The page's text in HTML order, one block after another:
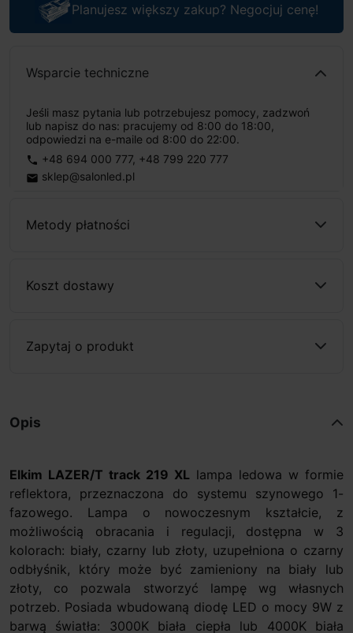
Planujesz większy zakup? Negocjuj cenę!
Wsparcie techniczne
Jeśli masz pytania lub potrzebujesz pomocy, zadzwoń
lub napisz do nas: pracujemy od 8:00 do 18:00,
odpowiedzi na e-maile od 8:00 do 22:00.
phone +48 694 000 777, +48 799 220 777
email sklep@salonled.pl
Metody płatności
Koszt dostawy
Zapytaj o produkt
Opis
Elkim LAZER/T track 219 XL lampa ledowa w formie
reflektora, przeznaczona do systemu szynowego 1-
fazowego. Lampa o nowoczesnym kształcie, z
możliwością obracania i regulacji, dostępna w 3
kolorach: biały, czarny lub złoty, uzupełniona o czarny
odbłyśnik, który może być zamieniony na biały lub
złoty, co pozwala stworzyć lampę wg własnych
potrzeb. Posiada wbudowaną diodę LED o mocy 9W z
barwą światła: 3000K biała ciepła lub 4000K biała